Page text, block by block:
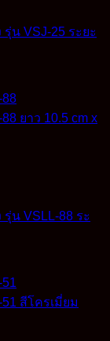
น VSJ-25 ระยะ
น VSLL-88 ระ